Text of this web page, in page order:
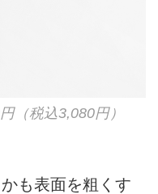
（税込3,080円）
も表面を粗くす